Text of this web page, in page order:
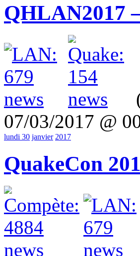
QHLAN2017
07/03/2017 @
lundi 30 janvier 2017
QuakeCon